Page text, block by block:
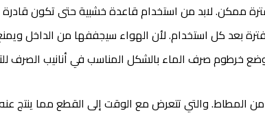
ممكن. لابد من استخدام قاعدة خشبية حتى تكون قادرة
بعد كل استخدام. لأن الهواء سيجففها من الداخل
صرف الماء بالشكل المناسب في أنانيب الصرف
المطاط. والتي تتعرض مع الوقت إلى القطع مما ينتج